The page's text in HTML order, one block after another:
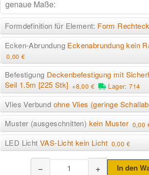
Formdefinition für Element: Form
Ecken-Abrundung Eckenabrundung kein
0,00 €
Befestigung Deckenbefestigung mit
Seil 1.5m [225 Stk] +8,00 € Lager: 714
Vlies Verbund ohne Vlies (geringe
Muster (ausgeschnitten) kein Muster 0,00
LED Licht VAS-Licht kein Licht 0,00 €
− + In den